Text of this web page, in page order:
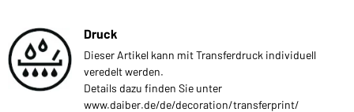
Druck
Dieser Artikel kann mit Transferdruck individuell
veredelt werden.
Details dazu finden Sie unter
www.daiber.de/de/decoration/transferprint/